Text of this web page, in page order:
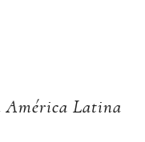
América Latina